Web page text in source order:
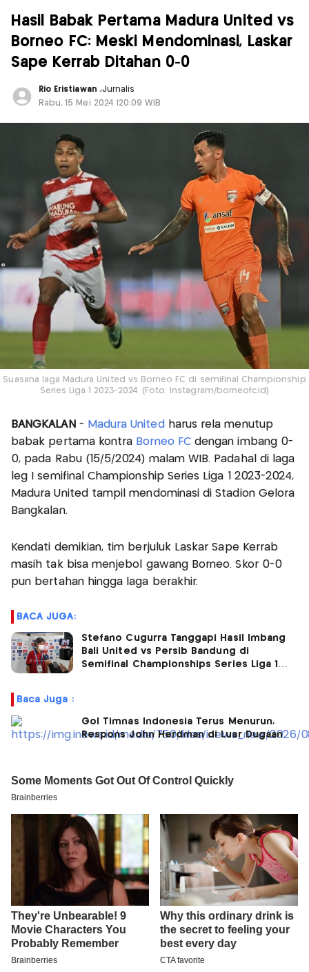
Hasil Babak Pertama Madura United vs
Borneo FC: Meski Mendominasi, Laskar
Sape Kerrab Ditahan 0-0
Rio Eristiawan ,Jurnalis
Rabu, 15 Mei 2024 |20:09 WIB
Suasana laga Madura United vs Borneo FC di semifinal Championship
Series Liga 1 2023-2024. (Foto: Instagram/borneofc.id)
BANGKALAN - Madura United
harus rela menutup
babak pertama kontra Borneo FC dengan imbang 0-
0, pada Rabu (15/5/2024) malam WIB. Padahal di laga
leg I semifinal Championship Series Liga 1 2023-2024,
Madura United tampil mendominasi di Stadion Gelora
Bangkalan.
Kendati demikian, tim berjuluk Laskar Sape Kerrab
masih tak bisa menjebol gawang Borneo. Skor 0-0
pun bertahan hingga laga berakhir.
BACA JUGA:
Stefano Cugurra Tanggapi Hasil Imbang
Bali United vs Persib Bandung di
Semifinal Championships Series Liga 1
Baca Juga :
Gol Timnas Indonesia Terus Menurun,
Respons John Herdman di Luar Dugaan